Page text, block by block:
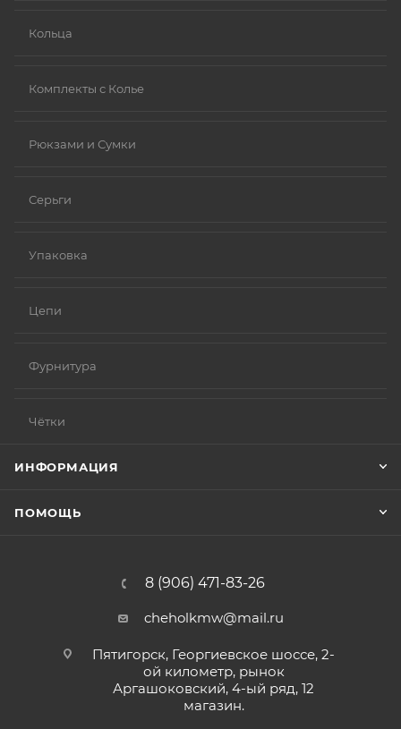
Кольца
Комплекты с Колье
Рюкзами и Сумки
Серьги
Упаковка
Цепи
Фурнитура
Чётки
ИНФОРМАЦИЯ
ПОМОЩЬ
8 (906) 471-83-26
cheholkmw@mail.ru
Пятигорск, Георгиевское шоссе, 2-
ой километр, рынок
Аргашоковский, 4-ый ряд, 12
магазин.